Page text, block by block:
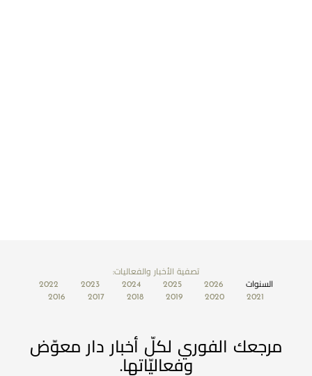
تصفية الأخبار والفعاليات:
السنوات
2026
2025
2024
2023
2022
2021
2020
2019
2018
2017
2016
مرجعك الفوري لكلّ أخبار دار معوّض
وفعاليّاتها.